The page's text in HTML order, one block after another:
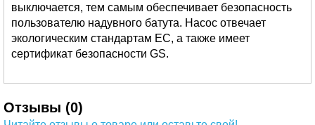
выключается, тем самым обеспечивает безопасность
пользователю надувного батута. Насос отвечает
экологическим стандартам ЕС, а также имеет
сертификат безопасности GS.
Отзывы (0)